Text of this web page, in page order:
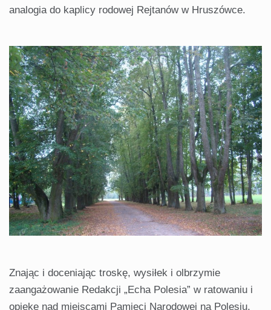
analogia do kaplicy rodowej Rejtanów w Hruszówce.
Znając i doceniając troskę, wysiłek i olbrzymie
zaangażowanie Redakcji „Echa Polesia” w ratowaniu i
opiekę nad miejscami Pamięci Narodowej na Polesiu,